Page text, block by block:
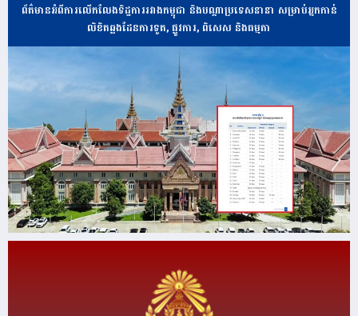
ព័ត៌មានអំពីការលើកលែងទិដ្ឋការរវាងកម្ពុជា និងបណ្ដាប្រទេសនានា សម្រាប់អ្នកកាន់
លិខិតឆ្លងដែនការទូត, ផ្លូវការ, ពិសេស និងធម្មតា